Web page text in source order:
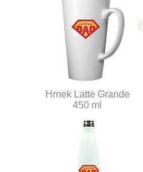
Hrnek Latte Grande
450 ml